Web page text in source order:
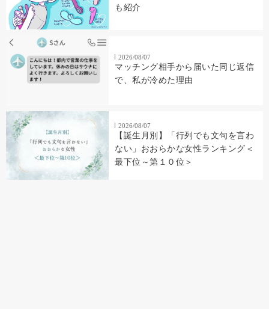
も紹介
2026/08/07
マッチング相手から届いた同じ返信
で、私が冷めた理由
2026/08/07
【誕生月別】「行列でも文句を言わ
ない」おおらかな女性ランキング＜
最下位～第１０位＞